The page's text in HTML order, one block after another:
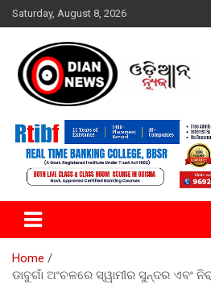
Skip
to
Saturday, August 8, 2026
ଓଡିଆନ୍ ନ୍ୟୁଜ
Home
ଡାବୁଗାଁ ଅଂଚଳରେ ସ୍ୱାମୀର ସୁନ୍ଦର ଏବଂ